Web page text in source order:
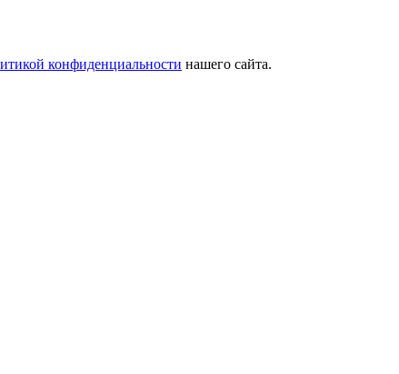
конфиденциальности нашего сайта.